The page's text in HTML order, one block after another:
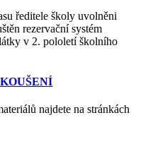
ředitele školy uvolněni
rezervační systém
v 2. pololetí školního
najdete na stránkách